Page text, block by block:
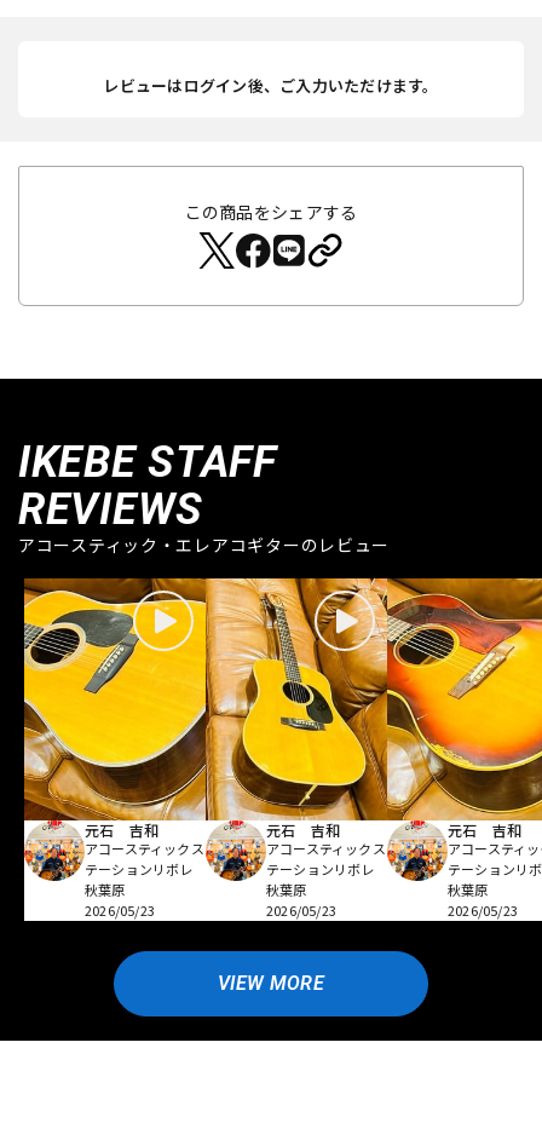
レビューはログイン後、ご入力いただけます。
この商品をシェアする
IKEBE STAFF
REVIEWS
アコースティック・エレアコギターのレビュー
元石 吉和
アコースティックス
テーションリボレ
秋葉原
2026/05/23
元石 吉和
アコースティックス
テーションリボレ
秋葉原
2026/05/23
元石 吉和
アコースティ
テーションリ
秋葉原
2026/05/23
VIEW MORE